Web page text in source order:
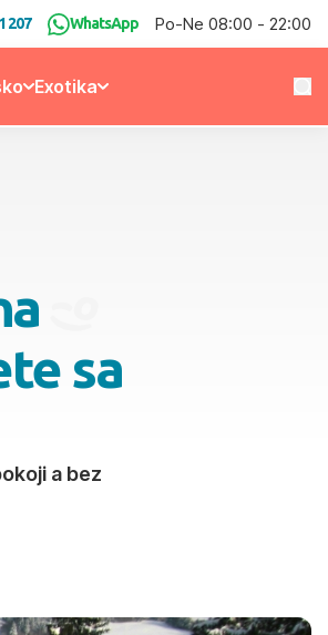
207 WhatsApp Po-Ne 08:00 - 22:00
Exotika
sa
a bez